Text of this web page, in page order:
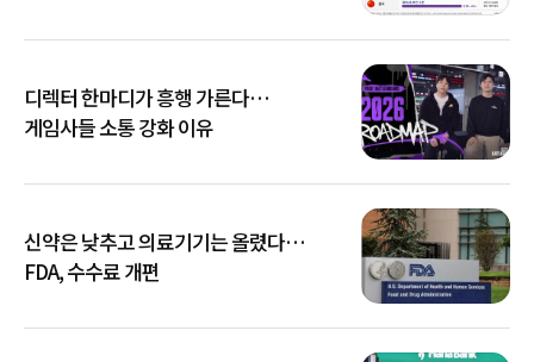
디렉터 한마디가 흥행 가른다…
게임사들 소통 강화 이유
신약은 낮추고 의료기기는 올렸다…
FDA, 수수료 개편